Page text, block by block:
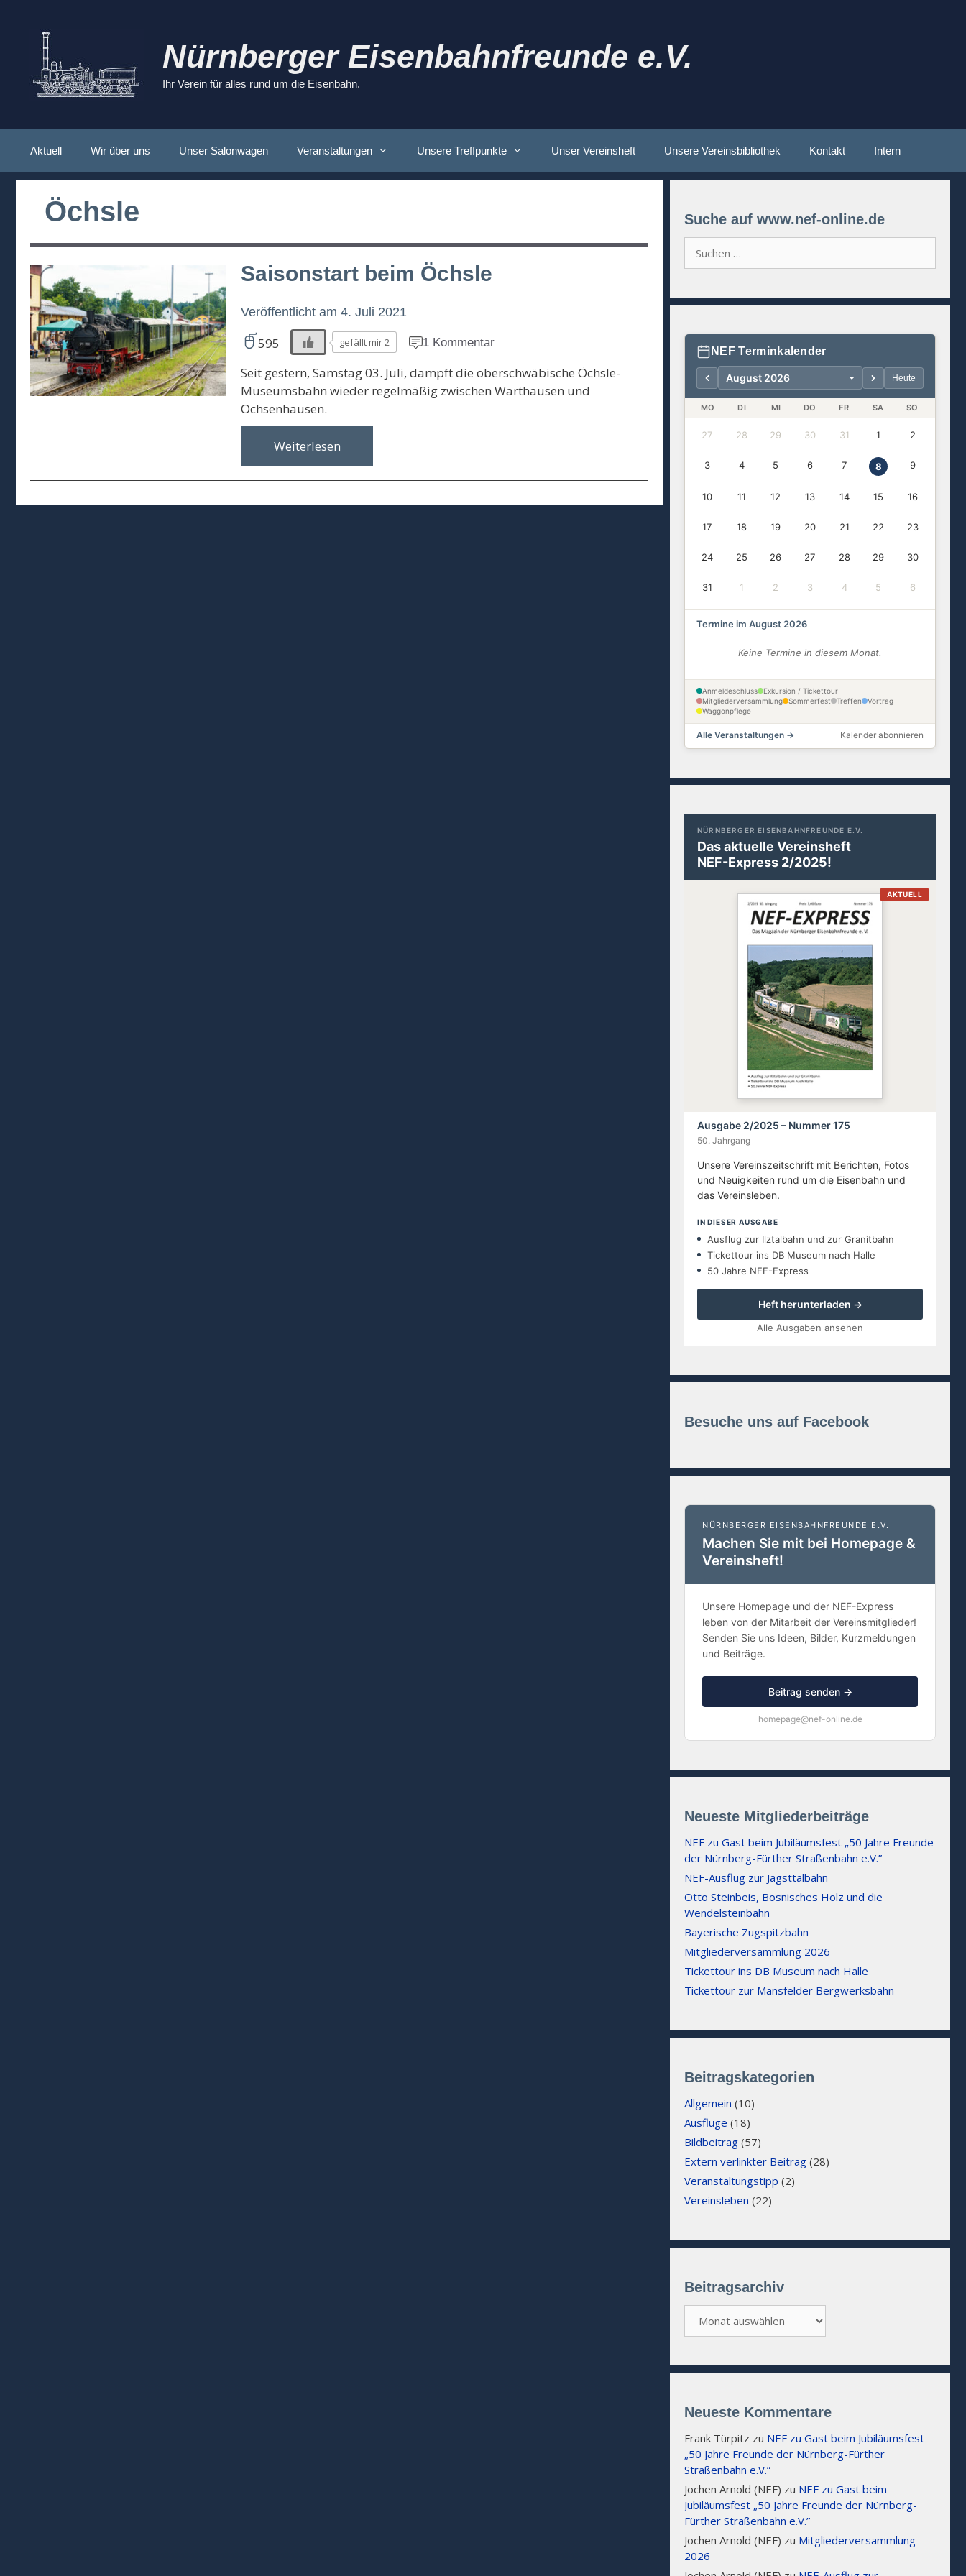
springen
Nürnberger Eisenbahnfreunde e.V.
Ihr Verein für alles rund um die Eisenbahn.
Aktuell Wir über uns Unser Salonwagen Veranstaltungen Unsere Treffpunkte Unser Vereinsheft Unsere Vereinsbibliothek Kontakt Intern
Öchsle
Saisonstart beim Öchsle
Veröffentlicht am 4. Juli 2021
595 gefällt mir 2 1 Kommentar
Seit gestern, Samstag 03. Juli, dampft die oberschwäbische Öchsle-
Museumsbahn wieder regelmäßig zwischen Warthausen und
Ochsenhausen.
Weiterlesen
Suche auf www.nef-online.de
nach:
NEF Terminkalender
Heute
MO DI MI DO FR SA SO
27 28 29 30 31 1 2
3 4 5 6 7 8 9
10 11 12 13 14 15 16
17 18 19 20 21 22 23
24 25 26 27 28 29 30
31 1 2 3 4 5 6
Termine im August 2026
Keine Termine in diesem Monat.
Anmeldeschluss
Exkursion / Tickettour
Mitgliederversammlung
Sommerfest Treffen
Vortrag
Waggonpflege
Alle Veranstaltungen → Kalender abonnieren
NÜRNBERGER EISENBAHNFREUNDE E.V.
Das aktuelle Vereinsheft
NEF-Express 2/2025!
AKTUELL
Ausgabe 2/2025 – Nummer 175
50. Jahrgang
Unsere Vereinszeitschrift mit Berichten, Fotos
und Neuigkeiten rund um die Eisenbahn und
das Vereinsleben.
IN DIESER AUSGABE
Ausflug zur Ilztalbahn und zur Granitbahn
Tickettour ins DB Museum nach Halle
50 Jahre NEF-Express
Heft herunterladen →
Alle Ausgaben ansehen
Besuche uns auf Facebook
NÜRNBERGER EISENBAHNFREUNDE E.V.
Machen Sie mit bei Homepage &
Vereinsheft!
Unsere Homepage und der NEF-Express
leben von der Mitarbeit der Vereinsmitglieder!
Senden Sie uns Ideen, Bilder, Kurzmeldungen
und Beiträge.
Beitrag senden →
homepage@nef-online.de
Neueste Mitgliederbeiträge
NEF zu Gast beim Jubiläumsfest „50 Jahre Freunde
der Nürnberg-Fürther Straßenbahn e.V.”
NEF-Ausflug zur Jagsttalbahn
Otto Steinbeis, Bosnisches Holz und die
Wendelsteinbahn
Bayerische Zugspitzbahn
Mitgliederversammlung 2026
Tickettour ins DB Museum nach Halle
Tickettour zur Mansfelder Bergwerksbahn
Beitragskategorien
Allgemein (10)
Ausflüge (18)
Bildbeitrag (57)
Extern verlinkter Beitrag (28)
Veranstaltungstipp (2)
Vereinsleben (22)
Beitragsarchiv
Neueste Kommentare
Frank Türpitz zu NEF zu Gast beim Jubiläumsfest
„50 Jahre Freunde der Nürnberg-Fürther
Straßenbahn e.V.”
Jochen Arnold (NEF) zu NEF zu Gast beim
Jubiläumsfest „50 Jahre Freunde der Nürnberg-
Fürther Straßenbahn e.V.”
Jochen Arnold (NEF) zu Mitgliederversammlung
2026